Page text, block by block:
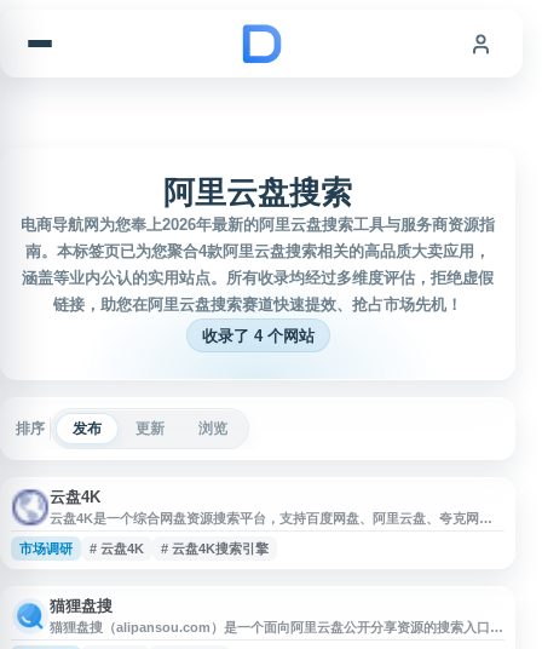
阿里云盘搜索
电商导航网为您奉上2026年最新的阿里云盘搜索工具与服务商资源指
南。本标签页已为您聚合4款阿里云盘搜索相关的高品质大卖应用，
涵盖等业内公认的实用站点。所有收录均经过多维度评估，拒绝虚假
链接，助您在阿里云盘搜索赛道快速提效、抢占市场先机！
收录了 4 个网站
排序 发布 更新 浏览
云盘4K
云盘4K是一个综合网盘资源搜索平台，支持百度网盘、阿里云盘、夸克网盘
等多类网盘内容检索。网站可用于搜索电影、资料及各类分享资源，并提供有
效链接识别与无效资源过滤功能，帮助用户更快查找可用网盘资源。平台资源
市场调研 # 云盘4K # 云盘4K搜索引擎
猫狸盘搜
猫狸盘搜（alipansou.com）是一个面向阿里云盘公开分享资源的搜索入口，
可用于查找运营表格、行业报告、课程资料、素材包、模板文件等网盘资料。